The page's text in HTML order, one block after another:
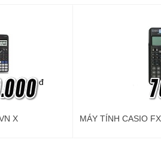
đ
X MÁY TÍNH CASIO